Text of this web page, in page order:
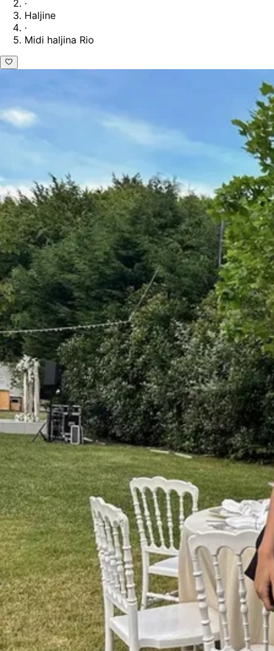
·
Haljine
·
Midi haljina Rio